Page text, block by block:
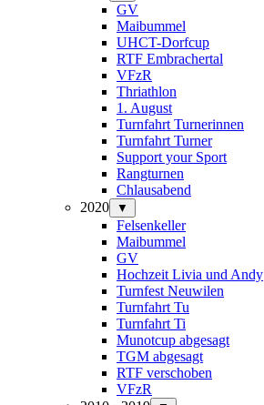
GV
Maibummel
UHCT-Dorfcup
RTF Embrachertal
VFzR
Thriathlon
1. August
Turnfahrt Turnerinnen
Turnfahrt Turner
Support your Sport
Rangturnen
Chlausabend
2020
▼
Felsenkeller
Maibummel
GV
Hochzeit Livia und Andy
Turnfest Neuwilen
Turnfahrt Tu
Turnfahrt Ti
Munotcup abgesagt
TGM abgesagt
RTF verschoben
VFzR